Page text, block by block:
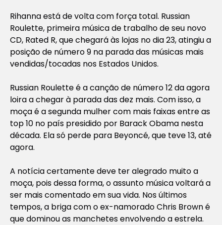
Rihanna está de volta com força total. Russian
Roulette, primeira música de trabalho de seu novo
CD, Rated R, que chegará às lojas no dia 23, atingiu a
posição de número 9 na parada das músicas mais
vendidas/tocadas nos Estados Unidos.
Russian Rouletteé a canção de número 12 da agora
loira a chegar à parada das dez mais. Com isso, a
moça é a segunda mulher com mais faixas entre as
top 10 no país presidido por Barack Obama nesta
década. Ela só perde para Beyoncé, que teve 13, até
agora.
A notícia certamente deve ter alegrado muito a
moça, pois dessa forma, o assunto música voltará a
ser mais comentado em sua vida. Nos últimos
tempos, a briga com o ex-namorado Chris Brown é
que dominou as manchetes envolvendo a estrela.